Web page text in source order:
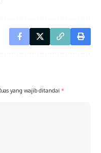
yang wajib ditandai *